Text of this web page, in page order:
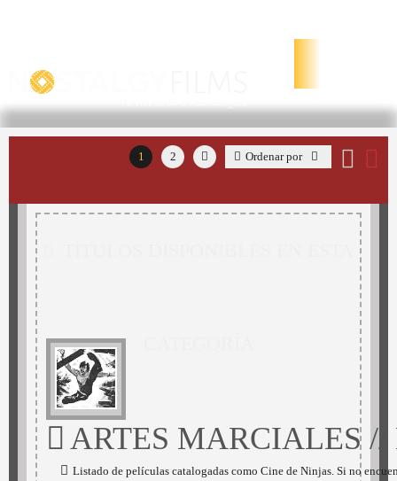
1 2 Ordenar por
ARTES MARCIALES
Listado de películas catalogadas como Cine de Ninjas. Si no